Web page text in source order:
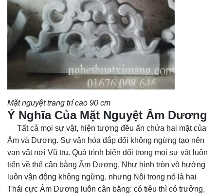
Mặt nguyệt trang trí cao 90 cm
Ý Nghĩa Của Mặt Nguyệt Âm Dương
Tất cả mọi sự vật, hiện tượng đều ẩn chứa hai mặt của
Âm và Dương. Sự vận hóa đắp đổi không ngừng tạo nên
vạn vật nơi Vũ trụ. Quá trình biến đổi trong mọi sự vật luôn
tiến về thế cân bằng Âm Dương. Như hình tròn vô hướng
luôn vận động không ngừng, nhưng Nội trong nó là hai
Thái cực Âm Dương luôn cân bằng: có tiêu thì có trưởng,